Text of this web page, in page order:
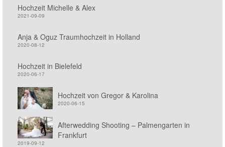
Hochzeit Michelle & Alex
2021-09-09
Anja & Oguz Traumhochzeit in Holland
2020-08-12
Hochzeit in Bielefeld
2020-06-17
Hochzeit von Gregor & Karolina
2020-06-15
Afterwedding Shooting – Palmengarten in
Frankfurt
2019-09-12